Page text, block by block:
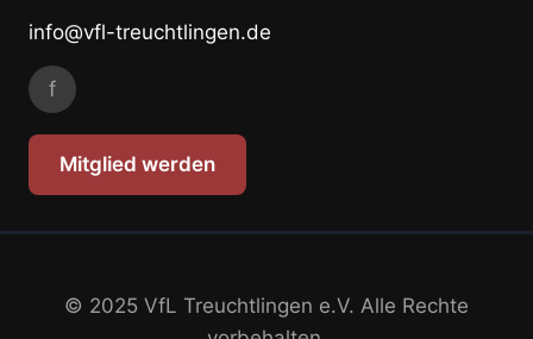
info@vfl-treuchtlingen.de
f
Mitglied werden
© 2025 VfL Treuchtlingen e.V. Alle Rechte